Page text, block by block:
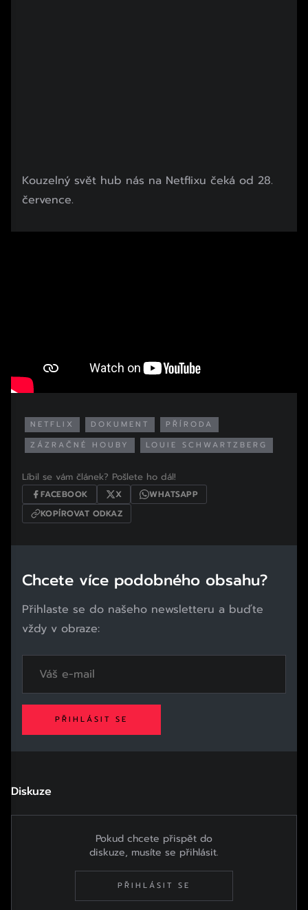
Kouzelný svět hub nás na Netflixu čeká od 28.
července.
NETFLIX DOKUMENT
PŘÍRODA
ZÁZRAČNÉ HOUBY
LOUIE SCHWARTZBERG
Líbil se vám článek? Pošlete ho dál!
FACEBOOK X
WHATSAPP
KOPÍROVAT ODKAZ
Chcete více podobného obsahu?
Přihlaste se do našeho newsletteru a buďte
vždy v obraze:
PŘIHLÁSIT SE
Diskuze
Pokud chcete přispět do
diskuze, musíte se přihlásit.
PŘIHLÁSIT SE